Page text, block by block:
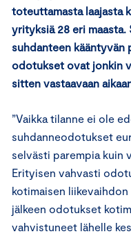
toteuttamasta laajasta
yrityksiä 28 eri
suhdanteen kääntyvän
odotukset ovat jonkin
sitten vastaavaan
”Vaikka tilanne ei ole
suhdanneodotukset
selvästi parempia kuin
Erityisen vahvasti
kotimaisen
jälkeen odotukset
vahvistuneet lähelle